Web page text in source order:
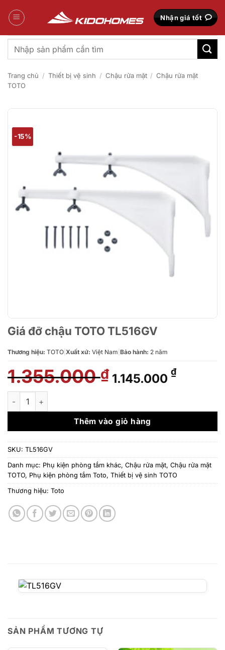
qua
Nhận giá tốt
Tìm
kiếm:
Trang chủ / Thiết bị vệ sinh / Chậu rửa mặt / Chậu rửa mặt
TOTO
-15%
Giá đỡ chậu TOTO TL516GV
Thương hiệu: TOTO Xuất xứ: Việt Nam Bảo hành: 2 năm
1.355.000₫ Giá
gốc
1.355.000 ₫.
1.145.000 ₫Giá
là:
Giá đỡ chậu TOTO TL516GV số lượng
Thêm vào giỏ hàng
SKU: TL516GV
Danh mục: Phụ kiện phòng tắm khác, Chậu rửa mặt, Chậu rửa mặt
TOTO, Phụ kiện phòng tắm Toto, Thiết bị vệ sinh TOTO
Thương hiệu: Toto
SẢN PHẨM TƯƠNG TỰ